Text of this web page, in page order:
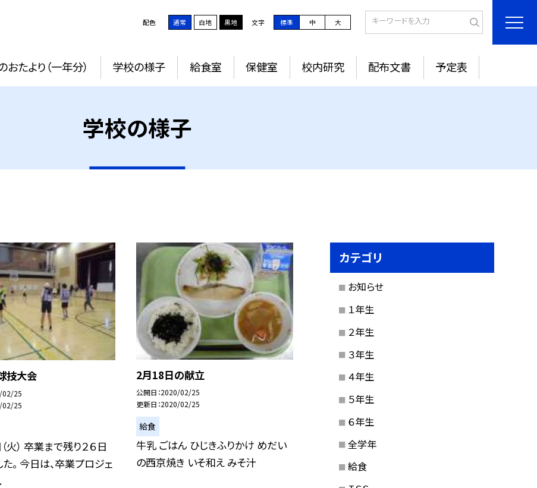
配色 通常 白地 黒地 文字 標準 中 大
たより（一年分） 学校の様子 給食室 保健室 校内研究 配布文書 予定表
学校の様子
技大会
02/25
02/25
火） 卒業まで残り２６日
た。 今日は、卒業プロジェ
2月18日の献立
公開日 2020/02/25
更新日 2020/02/25
給食
牛乳 ごはん ひじきふりかけ めだい
の西京焼き いそ和え みそ汁
カテゴリ
お知らせ
１年生
２年生
３年生
４年生
５年生
６年生
全学年
給食